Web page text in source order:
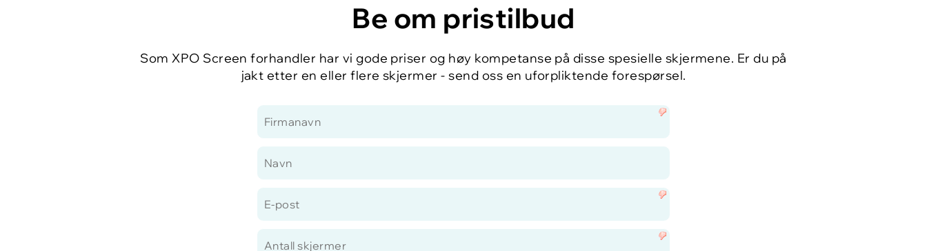
Be om pristilbud
Som XPO Screen forhandler har vi gode priser og høy kompetanse på disse spesielle skjermene. Er du på
jakt etter en eller flere skjermer - send oss en uforpliktende forespørsel.